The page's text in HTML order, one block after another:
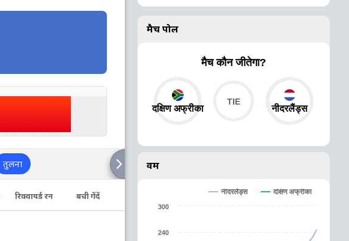
तुलना
रिक्वायर्ड रन बची गेंदें
मैच पोल
मैच कौन जीतेगा?
दक्षिण अफ्रीका नीदरलैंड्स
वर्म
नीदरलैंड्स दक्षिण अफ्रीका
240
300